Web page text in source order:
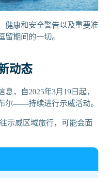
健康和安全警告以及重要准
留期间的一切。
动态
，自2025年3月19日起，
尔——持续进行示威活动。
示威区域旅行，可能会面